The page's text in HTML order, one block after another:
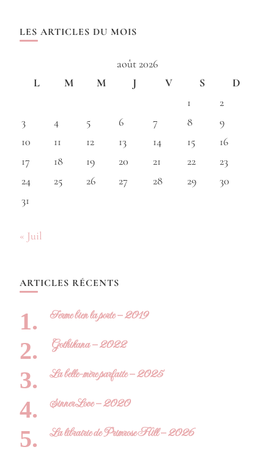
LES ARTICLES DU MOIS
août 2026
L
M M J V S
D
1
2
3
4 5 6 7 8
9
10
11 12 13 14 15
16
17
18 19 20 21 22
23
24
25 26 27 28 29
30
31
« Juil
ARTICLES RÉCENTS
Ferme bien la porte – 2019
Gothikana – 2022
La belle-mère parfaite – 2025
Sinner Love – 2020
La librairie de Primrose Hill – 2026